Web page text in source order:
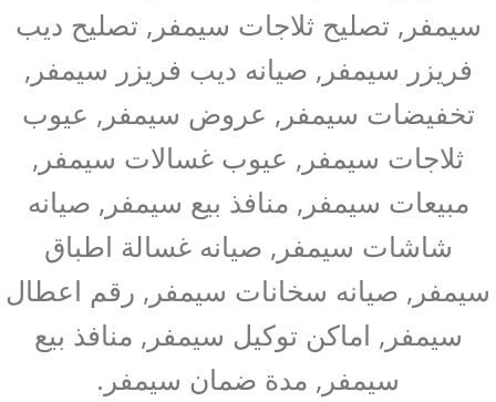
سيمفر, تصليح ثلاجات سيمفر, تصليح ديب
فريزر سيمفر, صيانه ديب فريزر سيمفر,
تخفيضات سيمفر, عروض سيمفر, عيوب
ثلاجات سيمفر, عيوب غسالات سيمفر,
مبيعات سيمفر, منافذ بيع سيمفر, صيانه
شاشات سيمفر, صيانه غسالة اطباق
سيمفر, صيانه سخانات سيمفر, رقم اعطال
سيمفر, اماكن توكيل سيمفر, منافذ بيع
سيمفر, مدة ضمان سيمفر.